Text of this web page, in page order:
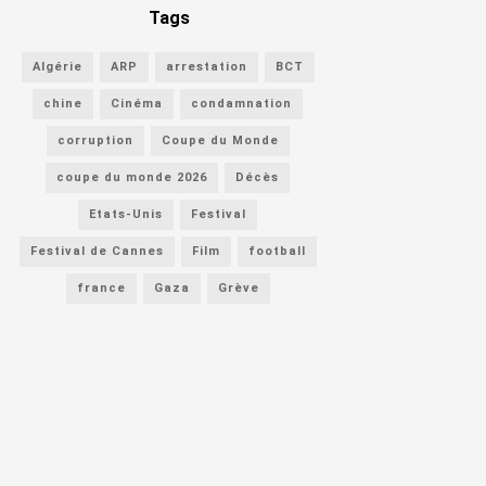
Tags
Algérie ARP arrestation BCT
chine Cinéma condamnation
corruption Coupe du Monde
coupe du monde 2026 Décès
Etats-Unis Festival
Festival de Cannes Film football
france Gaza Grève